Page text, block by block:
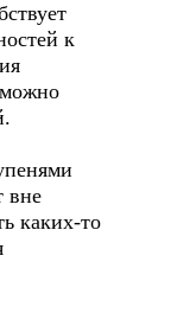
к
вне
каких-то